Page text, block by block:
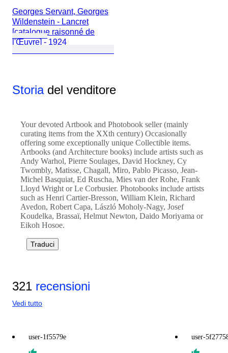
Georges Servant, Georges
Wildenstein - Lancret
[catalogue raisonné de
l'Œuvre] - 1924
Storiadel venditore
Your devoted Artbook and Photobook seller (mainly
curating items from the XXth century) Occasionally
offering some exceptionally unique Collectible items.
Artbooks (and Architecture books) include artists such as
Andy Warhol, Pierre Soulages, David Hockney, Cy
Twombly, Matisse, Chagall, Miro, Pablo Picasso, Jean-
Michel Basquiat, Ed Ruscha, Mies van der Rohe, Frank
Lloyd Wright or Le Corbusier. Photobooks include artists
such as Henri Cartier-Bresson, William Klein, Richard
Avedon, Robert Capa, László Moholy-Nagy, Josef
Koudelka, Brassaï, Helmut Newton, Daido Moriyama or
Eikoh Hosoe.
Traduci
321 recensioni
Vedi tutto
user-1f5579e user-